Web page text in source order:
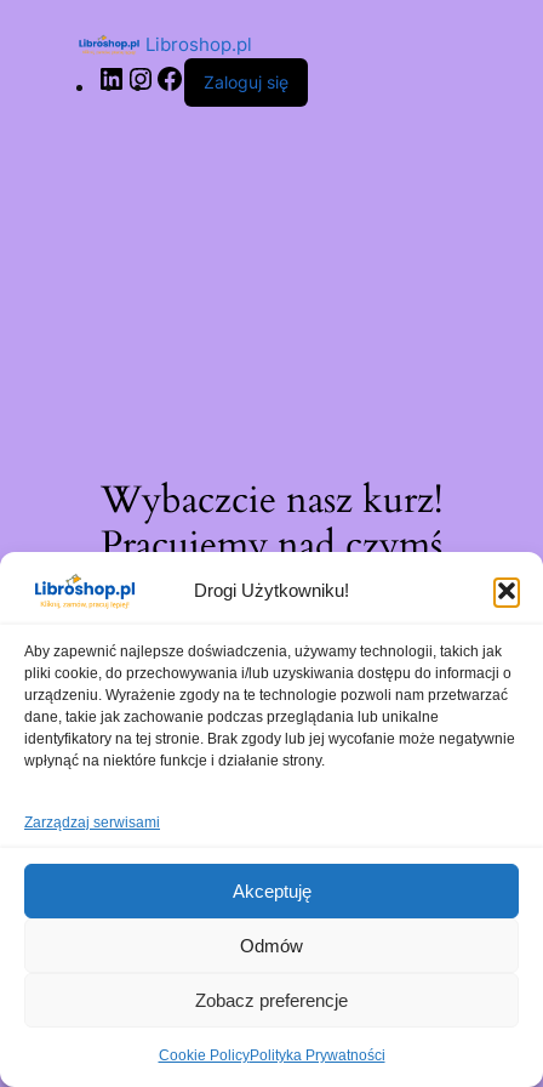
Drogi Użytkowniku!
Aby zapewnić najlepsze doświadczenia, używamy technologii, takich jak
pliki cookie, do przechowywania i/lub uzyskiwania dostępu do informacji o
urządzeniu. Wyrażenie zgody na te technologie pozwoli nam przetwarzać
dane, takie jak zachowanie podczas przeglądania lub unikalne
identyfikatory na tej stronie. Brak zgody lub jej wycofanie może negatywnie
wpłynąć na niektóre funkcje i działanie strony.
Zarządzaj serwisami
Akceptuję
Odmów
Zobacz preferencje
Cookie PolicyPolityka Prywatności
Libroshop.pl
Zaloguj się
Wybaczcie nasz kurz!
Pracujemy nad czymś
niesamowitym – sprawdź
wkrótce!